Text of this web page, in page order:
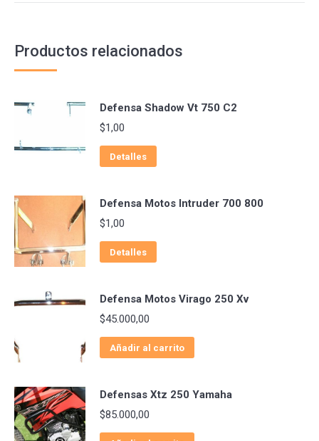
Productos relacionados
Defensa Shadow Vt 750 C2
$1,00
Detalles
Defensa Motos Intruder 700 800
$1,00
Detalles
Defensa Motos Virago 250 Xv
$45.000,00
Añadir al carrito
Defensas Xtz 250 Yamaha
$85.000,00